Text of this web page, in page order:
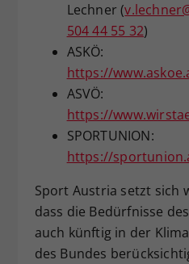
Lechner (
504 44 55 32)
ASKÖ:
https://
ASVÖ:
https://
SPORTUNION:
https://
Sport Austria setzt sich
dass die Bedürfnisse
auch künftig in der
des Bundes